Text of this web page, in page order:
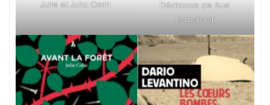
Julie et Julia Colin
Dédicace de Sue
Rainsford